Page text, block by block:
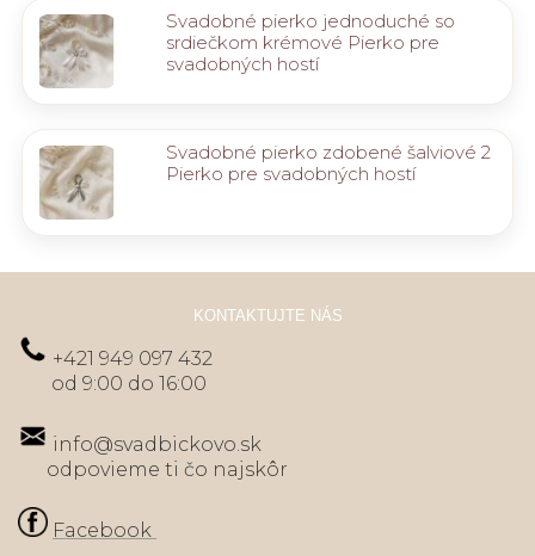
Svadobné pierko jednoduché so
srdiečkom krémové Pierko pre
svadobných hostí
Svadobné pierko zdobené šalviové 2
Pierko pre svadobných hostí
KONTAKTUJTE NÁS
+421 949 097 432
od 9:00 do 16:00
info@svadbickovo.sk
odpovieme ti čo najskôr
Facebook